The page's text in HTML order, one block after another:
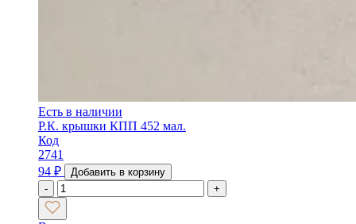
Есть в наличии
Р.К. крышки КПП 452 мал.
Код
2741
94 ₽
Добавить в корзину
-
+